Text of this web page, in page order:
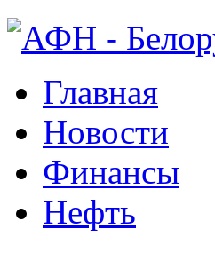
Главная
Новости
Финансы
Нефть